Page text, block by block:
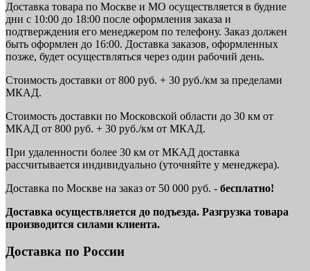
Доставка товара по Москве и МО осуществляется в будние
дни с 10:00 до 18:00 после оформления заказа и
подтверждения его менеджером по телефону. Заказ должен
быть оформлен до 16:00. Доставка заказов, оформленных
позже, будет осуществляться через один рабочий день.
Стоимость доставки от 800 руб. + 30 руб./км за пределами
МКАД.
Стоимость доставки по Московской области до 30 км от
МКАД от 800 руб. + 30 руб./км от МКАД.
При удаленности более 30 км от МКАД доставка
рассчитывается индивидуально (уточняйте у менеджера).
Доставка по Москве на заказ от 50 000 руб. - бесплатно!
Доставка осуществляется до подъезда. Разгрузка товара
производится силами клиента.
Доставка по России